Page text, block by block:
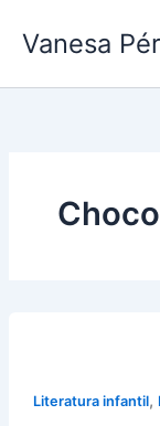
Vanesa
Literatura infantil,